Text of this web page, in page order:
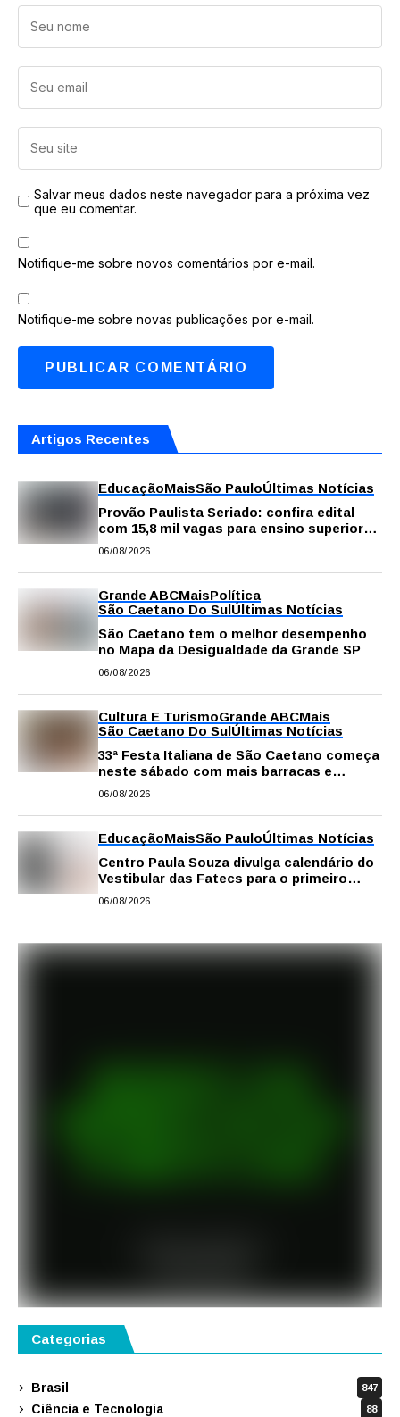
Salvar meus dados neste navegador para a próxima vez
que eu comentar.
Notifique-me sobre novos comentários por e-mail.
Notifique-me sobre novas publicações por e-mail.
Artigos Recentes
EducaçãoMaisSão PauloÚltimas Notícias
Provão Paulista Seriado: confira edital
com 15,8 mil vagas para ensino superior
público
06/08/2026
Grande ABCMaisPolítica
São Caetano Do SulÚltimas Notícias
São Caetano tem o melhor desempenho
no Mapa da Desigualdade da Grande SP
06/08/2026
Cultura E TurismoGrande ABCMais
São Caetano Do SulÚltimas Notícias
33ª Festa Italiana de São Caetano começa
neste sábado com mais barracas e
novidades em decoração e atrações
06/08/2026
EducaçãoMaisSão PauloÚltimas Notícias
Centro Paula Souza divulga calendário do
Vestibular das Fatecs para o primeiro
semestre de 2027
06/08/2026
Categorias
Brasil 847
Ciência e Tecnologia 88